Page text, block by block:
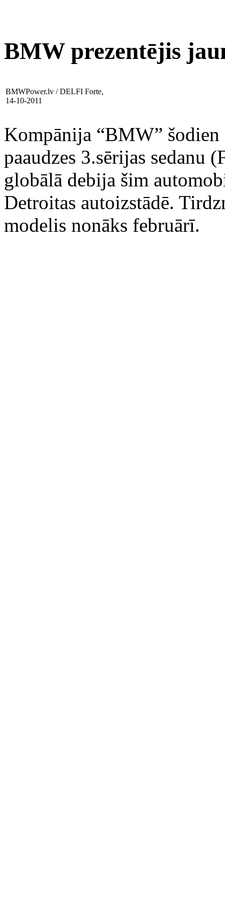
BMW prezentējis
BMWPower.lv / DELFI Forte,
14-10-2011
Kompānija “BMW” šodien
paaudzes 3.sērijas sedanu
globālā debija šim
Detroitas autoizstādē.
modelis nonāks februārī.